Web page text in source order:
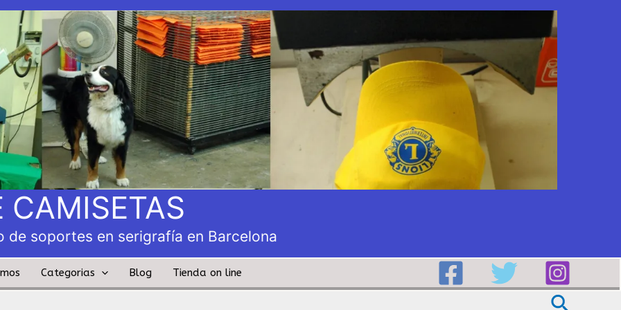
CAMISETAS
soportes en serigrafía en Barcelona
Categorias Blog Tienda on line
Buscar